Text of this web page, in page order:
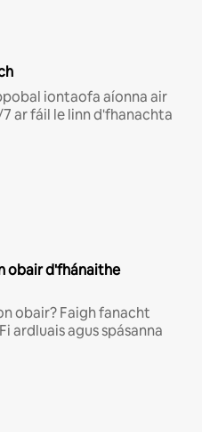
iontaofa aíonna air
ar fáil le linn d'fhanachta
obair d'fhánaithe
obair? Faigh fanacht
ardluais agus spásanna